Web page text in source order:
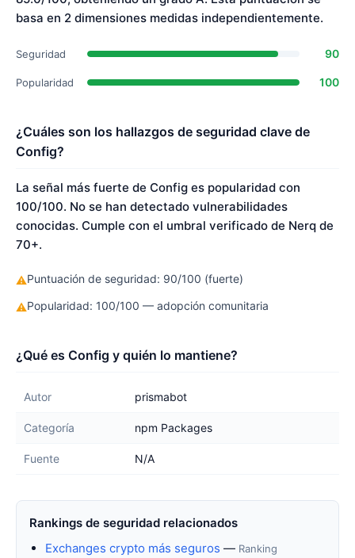
basa en 2 dimensiones medidas independientemente.
Seguridad 90
Popularidad 100
¿Cuáles son los hallazgos de seguridad clave de
Config?
La señal más fuerte de Config es popularidad con
100/100. No se han detectado vulnerabilidades
conocidas. Cumple con el umbral verificado de Nerq de
70+.
⚠Puntuación de seguridad: 90/100 (fuerte)
⚠Popularidad: 100/100 — adopción comunitaria
¿Qué es Config y quién lo mantiene?
Autor prismabot
Categoría npm Packages
Fuente N/A
Rankings de seguridad relacionados
Exchanges crypto más seguros — Ranking